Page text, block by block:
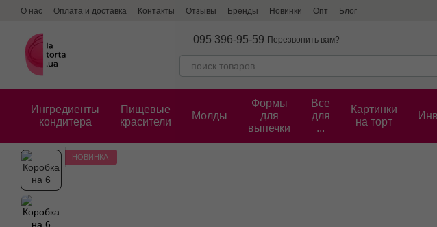
Перейти к основному контенту
О нас Оплата и доставка Контакты Отзывы Бренды Новинки Опт Блог
095 396-95-59 Перезвонить вам?
Ингредиенты
кондитера
Пищевые
красители
Молды
Формы
для
выпечки
Все
для
...
Картинки
на торт
НОВИНКА